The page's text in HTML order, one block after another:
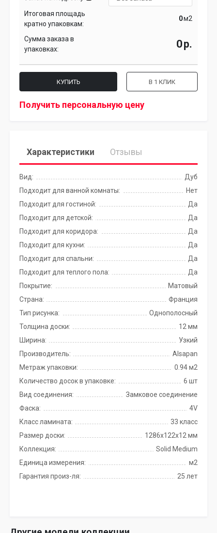
Итоговая площадь
кратно упаковкам:
м2
Сумма заказа в
упаковках:
р.
КУПИТЬ В 1 КЛИК
Получить персональную цену
Характеристики Отзывы
Вид:
Дуб
Подходит для ванной комнаты:
Нет
Подходит для гостиной:
Да
Подходит для детской:
Да
Подходит для коридора:
Да
Подходит для кухни:
Да
Подходит для спальни:
Да
Подходит для теплого пола:
Да
Покрытие:
Матовый
Страна:
Франция
Тип рисунка:
Однополосный
Толщина доски:
12 мм
Ширина:
Узкий
Производитель:
Alsapan
Метраж упаковки:
0.94 м2
Количество досок в упаковке:
6 шт
Вид соединения:
Замковое соединение
Фаска:
4V
Класс ламината:
33 класс
Размер доски:
1286х122х12 мм
Коллекция:
Solid Medium
Единица измерения:
м2
Гарантия произ-ля:
25 лет